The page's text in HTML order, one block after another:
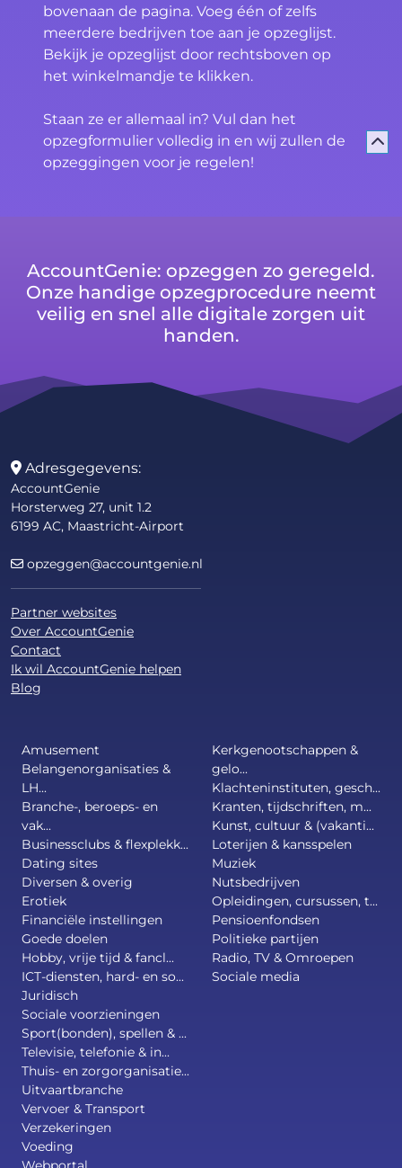
bovenaan de pagina. Voeg één of zelfs
meerdere bedrijven toe aan je opzeglijst.
Bekijk je opzeglijst door rechtsboven op
het winkelmandje te klikken.
Staan ze er allemaal in? Vul dan het
opzegformulier volledig in en wij zullen de
opzeggingen voor je regelen!
AccountGenie: opzeggen zo geregeld.
Onze handige opzegprocedure neemt
veilig en snel alle digitale zorgen uit
handen.
Adresgegevens:
AccountGenie
Horsterweg 27, unit 1.2
6199 AC, Maastricht-Airport
opzeggen@accountgenie.nl
Partner websites
Over AccountGenie
Contact
Ik wil AccountGenie helpen
Blog
Amusement
Belangenorganisaties &
LH...
Branche-, beroeps- en
vak...
Businessclubs & flexplekk...
Dating sites
Diversen & overig
Erotiek
Financiële instellingen
Goede doelen
Hobby, vrije tijd & fancl...
ICT-diensten, hard- en so...
Juridisch
Kerkgenootschappen &
gelo...
Klachteninstituten, gesch...
Kranten, tijdschriften, m...
Kunst, cultuur & (vakanti...
Loterijen & kansspelen
Muziek
Nutsbedrijven
Opleidingen, cursussen, t...
Pensioenfondsen
Politieke partijen
Radio, TV & Omroepen
Sociale media
Sociale voorzieningen
Sport(bonden), spellen & ...
Televisie, telefonie & in...
Thuis- en zorgorganisatie...
Uitvaartbranche
Vervoer & Transport
Verzekeringen
Voeding